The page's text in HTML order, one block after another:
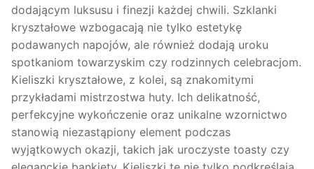
dodającym luksusu i finezji każdej chwili. Szklanki
kryształowe wzbogacają nie tylko estetykę
podawanych napojów, ale również dodają uroku
spotkaniom towarzyskim czy rodzinnych celebracjom.
Kieliszki kryształowe, z kolei, są znakomitymi
przykładami mistrzostwa huty. Ich delikatność,
perfekcyjne wykończenie oraz unikalne wzornictwo
stanowią niezastąpiony element podczas
wyjątkowych okazji, takich jak uroczyste toasty czy